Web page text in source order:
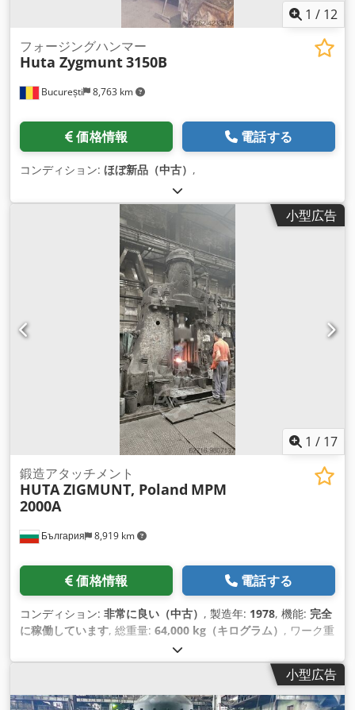
1 / 12
București 8,763 km
フォージングハンマー
Huta Zygmunt3150B
価格情報 電話する
コンディション: ほぼ新品（中古） ,
小型広告
1 / 17
България 8,919 km
鍛造アタッチメント
HUTA ZIGMUNT, Poland MPM
2000A
価格情報 電話する
コンディション: 非常に良い（中古） , 製造年: 1978, 機能: 完全
に稼働しています, 総重量: 64,000 kg（キログラム） , ワーク重
18 kg（キログラム）
小型広告